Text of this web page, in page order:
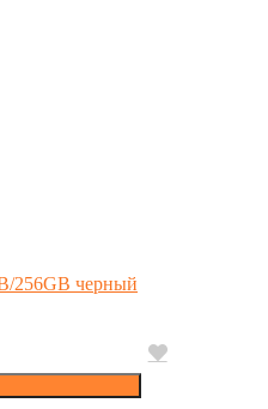
256GB черный